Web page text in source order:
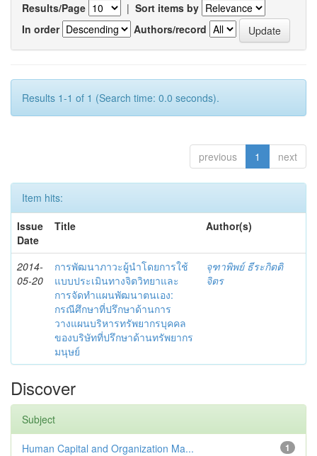
Results/Page | Sort items by
In order
Authors/record
Results 1-1 of 1 (Search time: 0.0 seconds).
previous 1 next
Item hits:
Issue
Date
Title Author(s)
2014-
05-20
การพัฒนาภาวะผู้นำโดยการใช้
แบบประเมินทางจิตวิทยาและ
การจัดทำแผนพัฒนาตนเอง:
กรณีศึกษาที่ปรึกษาด้านการ
วางแผนบริหารทรัพยากรบุคคล
ของบริษัทที่ปรึกษาด้านทรัพยากร
มนุษย์
จุฑาพิพย์ ธีระกิตติ
จิตร
Discover
Subject
1
Human Capital and Organization Ma...